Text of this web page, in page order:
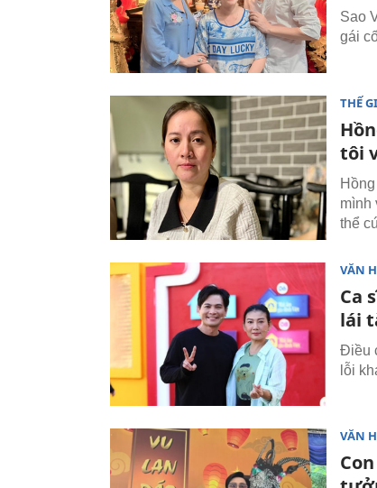
Sao
gái
THẾ
tôi
mình
thể
VĂN
Ca
lái
Điều
lỗi
VĂN